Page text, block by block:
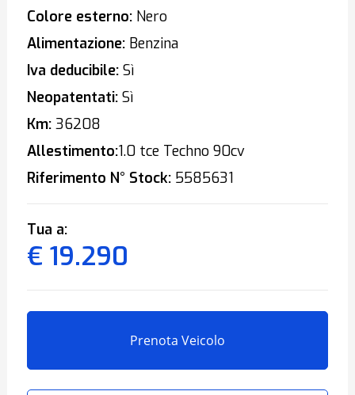
Colore esterno:Nero
Alimentazione:Benzina
Iva deducibile:Sì
Neopatentati:Sì
Km:36208
Allestimento:1.0 tce Techno 90cv
Riferimento N° Stock:5585631
Tua a:
€ 19.290
Prenota Veicolo